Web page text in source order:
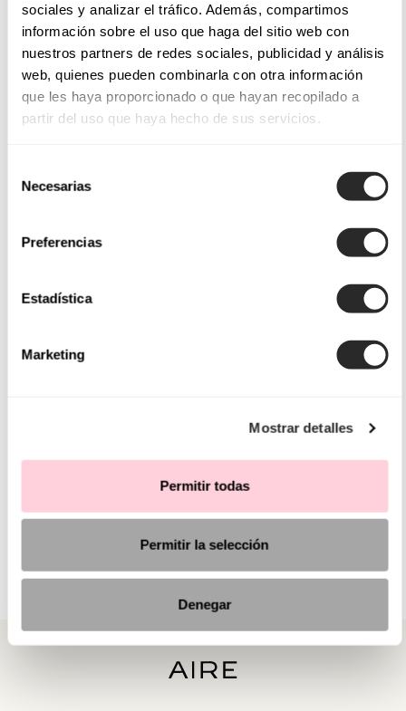
sociales y analizar el tráfico. Además, compartimos
información sobre el uso que haga del sitio web con
nuestros partners de redes sociales, publicidad y análisis
web, quienes pueden combinarla con otra información
que les haya proporcionado o que hayan recopilado a
partir del uso que haya hecho de sus servicios.
Necesarias
Preferencias
Estadística
Marketing
Mostrar detalles
Permitir todas
Permitir la selección
Denegar